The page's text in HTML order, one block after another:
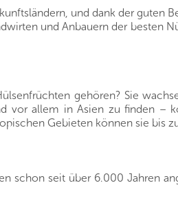
und dank der guten
und Anbauern der besten
gehören? Sie
vor allem in Asien zu finden –
Gebieten können sie bis
schon seit über 6.000 Jahren